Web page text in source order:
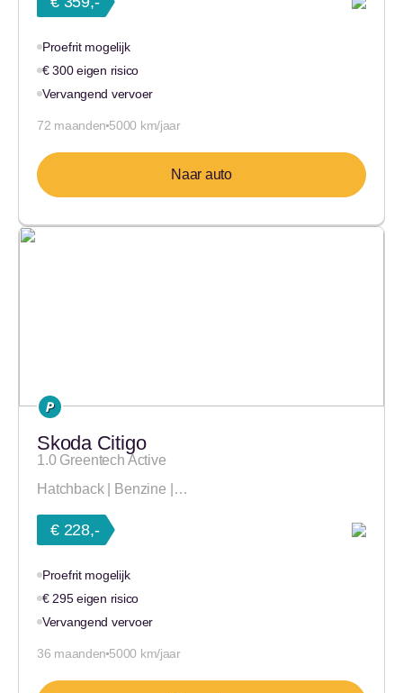
Proefrit mogelijk
€ 300 eigen risico
Vervangend vervoer
72 maanden 5000 km/jaar
Naar auto
Skoda Citigo
1.0 Greentech Active
Hatchback | Benzine |…
€ 228,-
Proefrit mogelijk
€ 295 eigen risico
Vervangend vervoer
36 maanden 5000 km/jaar